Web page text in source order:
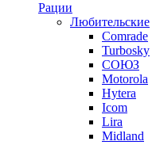
Рации
Любительские
Comrade
Turbosky
СОЮЗ
Motorola
Hytera
Icom
Lira
Midland